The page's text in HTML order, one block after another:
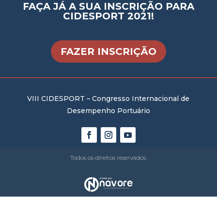
FAÇA JÁ A SUA INSCRIÇÃO PARA
CIDESPORT 2021!
FAZER INSCRIÇÃO
VIII CIDESPORT – Congresso Internacional de
Desempenho Portuário
Todos os direitos reservados.